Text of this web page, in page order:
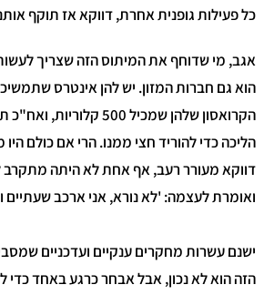
כל פעילות גופנית אחרת, דווקא אז תוקף
אגב, מי שדוחף את המיתוס הזה שצריך
הוא גם חברות המזון. יש להן אינטרס
הקרואסון שלהן שמכיל 500
הליכה כדי להוריד חצי ממנו. הרי אם כולם
דווקא מעורר רעב, אף אחת לא היתה מתקרב
ואומרת לעצמה: 'לא נורא, אני ארכב שעתיים
ישנם עשרות מחקרים ענקיים ועדכניים
הזה הוא לא נכון, אבל אבחר כרגע באחד כדי